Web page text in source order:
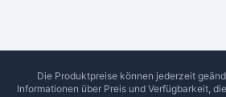
Die Produktpreise können jederzeit
Informationen über Preis und Verfügbarkeit,